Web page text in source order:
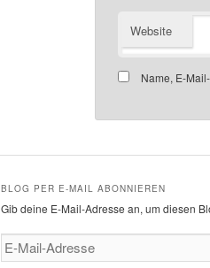
Website
Name, E-
BLOG PER E-MAIL ABONNIEREN
Gib deine E-Mail-Adresse an, um diesen
E-
Mail-